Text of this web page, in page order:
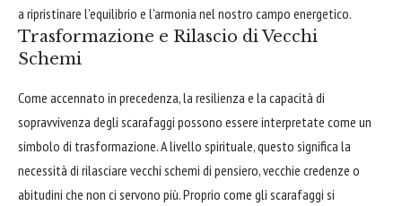
a ripristinare l'equilibrio e l'armonia nel nostro campo energetico.
Trasformazione e Rilascio di Vecchi
Schemi
Come accennato in precedenza, la resilienza e la capacità di
sopravvivenza degli scarafaggi possono essere interpretate come un
simbolo di trasformazione. A livello spirituale, questo significa la
necessità di rilasciare vecchi schemi di pensiero, vecchie credenze o
abitudini che non ci servono più. Proprio come gli scarafaggi si